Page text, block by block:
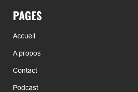
PAGES
Accueil
A propos
Contact
Podcast